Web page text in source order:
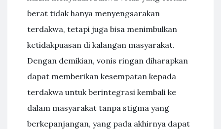
berat tidak hanya menyengsarakan
terdakwa, tetapi juga bisa menimbulkan
ketidakpuasan di kalangan masyarakat.
Dengan demikian, vonis ringan diharapkan
dapat memberikan kesempatan kepada
terdakwa untuk berintegrasi kembali ke
dalam masyarakat tanpa stigma yang
berkepanjangan, yang pada akhirnya dapat